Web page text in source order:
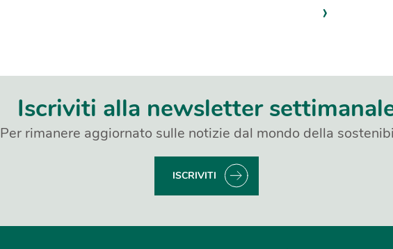
›
Iscriviti alla newsletter
Per rimanere aggiornato sulle notizie dal mondo della
ISCRIVITI